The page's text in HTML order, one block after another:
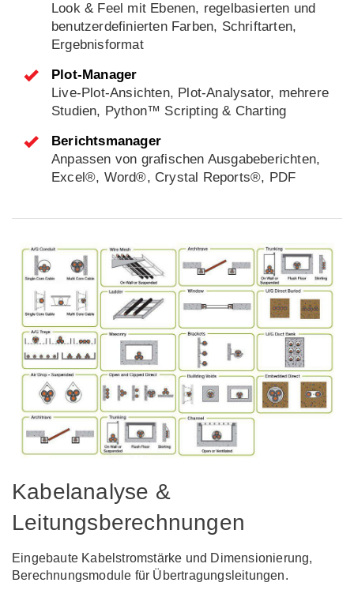
Look & Feel mit Ebenen, regelbasierten und
benutzerdefinierten Farben, Schriftarten,
Ergebnisformat
Plot-Manager
Live-Plot-Ansichten, Plot-Analysator, mehrere
Studien, Python™ Scripting & Charting
Berichtsmanager
Anpassen von grafischen Ausgabeberichten,
Excel®, Word®, Crystal Reports®, PDF
Kabelanalyse &
Leitungsberechnungen
Eingebaute Kabelstromstärke und Dimensionierung,
Berechnungsmodule für Übertragungsleitungen.